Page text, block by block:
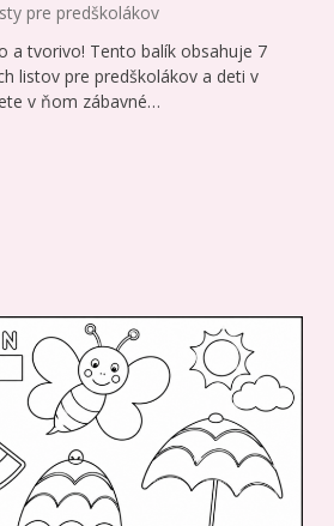
pre predškolákov
a tvorivo! Tento balík obsahuje 7
listov pre predškolákov a deti v
v ňom zábavné…